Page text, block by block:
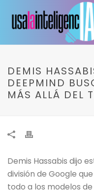
DEMIS
DEEPMIND
MÁS ALLÁ DEL
Demis Hassabis dijo
división de Google
todo a los modelos